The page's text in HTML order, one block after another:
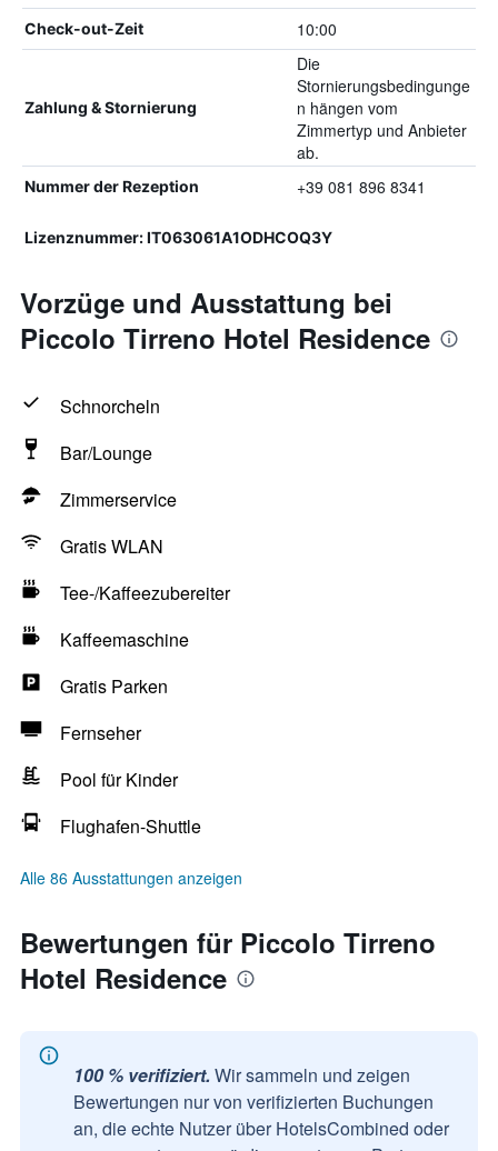
Check-out-Zeit 10:00
Zahlung & Stornierung
Die
Stornierungsbedingunge
n hängen vom
Zimmertyp und Anbieter
ab.
Nummer der Rezeption +39 081 896 8341
Lizenznummer: IT063061A1ODHCOQ3Y
Vorzüge und Ausstattung bei
Piccolo Tirreno Hotel Residence
Schnorcheln
Bar/Lounge
Zimmerservice
Gratis WLAN
Tee-/Kaffeezubereiter
Kaffeemaschine
Gratis Parken
Fernseher
Pool für Kinder
Flughafen-Shuttle
Alle 86 Ausstattungen anzeigen
Bewertungen für Piccolo Tirreno
Hotel Residence
100 % verifiziert. Wir sammeln und zeigen
Bewertungen nur von verifizierten Buchungen
an, die echte Nutzer über HotelsCombined oder